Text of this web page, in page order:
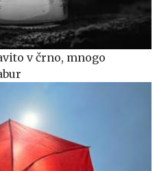
v črno, mnogo